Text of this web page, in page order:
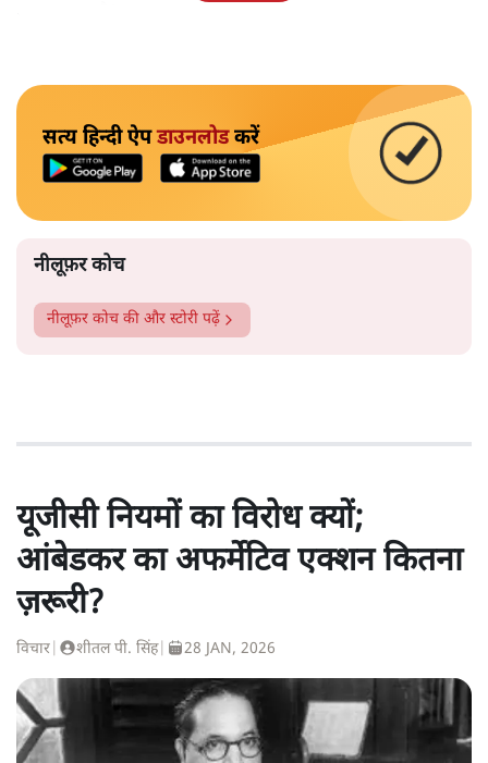
सत्य हिन्दी ऐपडाउनलोडकरें
नीलूफ़र कोच
नीलूफ़र कोच की और स्टोरी पढ़ें
यूजीसी नियमों का विरोध क्यों;
आंबेडकर का अफर्मेटिव एक्शन कितना
ज़रूरी?
विचार शीतल पी. सिंह| 28 JAN, 2026